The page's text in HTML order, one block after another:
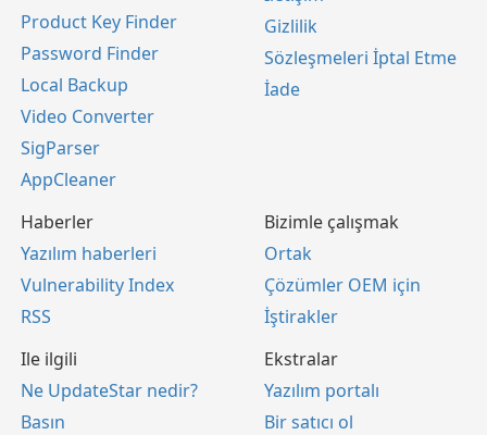
Product Key Finder
Password Finder
Local Backup
Video Converter
SigParser
AppCleaner
Gizlilik
Sözleşmeleri İptal Etme
İade
Haberler
Yazılım haberleri
Vulnerability Index
RSS
Bizimle çalışmak
Ortak
Çözümler OEM için
İştirakler
Ile ilgili
Ne UpdateStar nedir?
Basın
Ekstralar
Yazılım portalı
Bir satıcı ol